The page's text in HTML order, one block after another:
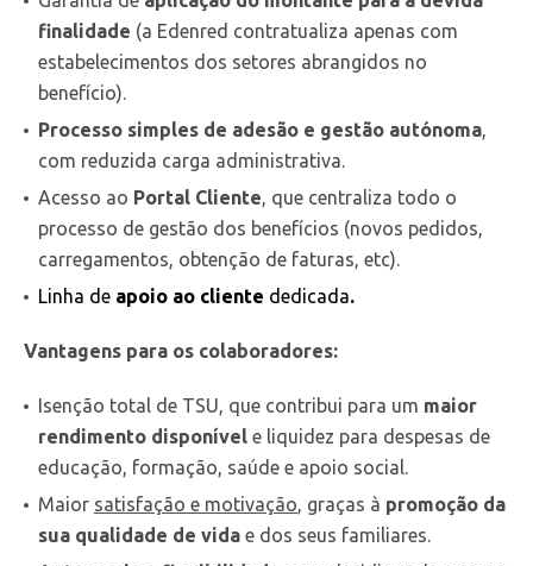
finalidade (a Edenred contratualiza apenas com
estabelecimentos dos setores abrangidos no
benefício).
Processo simples de adesão e gestão autónoma
com reduzida carga administrativa.
Acesso ao Portal Cliente , que centraliza todo o
processo de gestão dos benefícios (novos pedidos,
carregamentos, obtenção de faturas, etc).
Linha de apoio ao cliente dedicada.
Vantagens para os colaboradores:
Isenção total de TSU, que contribui para um maior
rendimento disponível e liquidez para despesas de
educação, formação, saúde e apoio social.
Maior satisfação e motivação , graças à promoção da
sua qualidade de vida e dos seus familiares.